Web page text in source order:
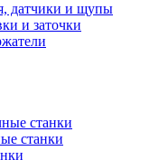
датчики и щупы
и заточки
станки
станки